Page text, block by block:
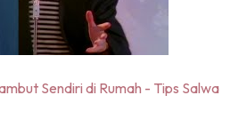
Sendiri di Rumah - Tips Salwa